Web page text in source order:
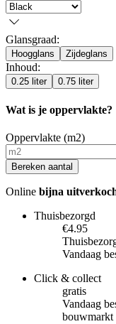
Glansgraad:
Hoogglans Zijdeglans
Inhoud:
0.25 liter 0.75 liter
Wat is je oppervlakte?
Oppervlakte (m2)
Bereken aantal
Online bijna
Thuisbezorgd
€4.95
Vandaag
Click & collect
gratis
Vandaag
bouwmarkt